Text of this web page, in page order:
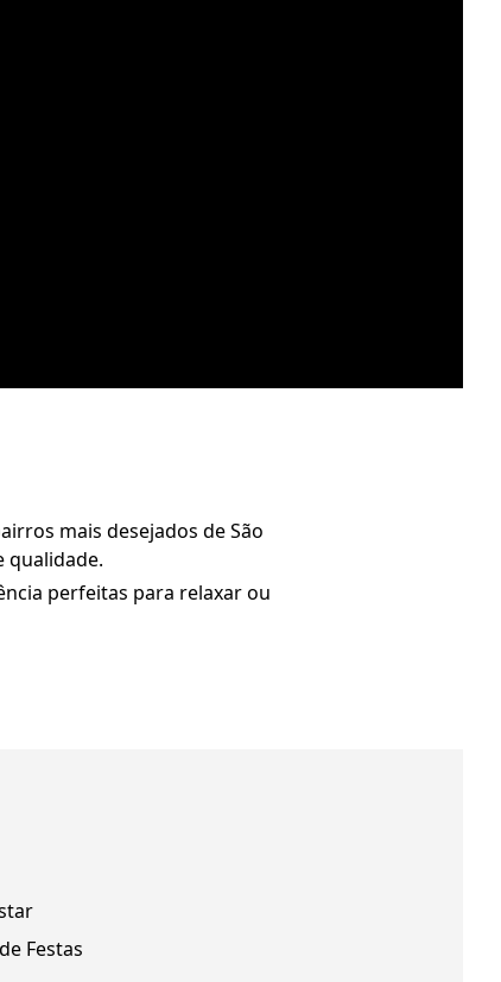
mais desejados de São
qualidade.
perfeitas para relaxar ou
Festas